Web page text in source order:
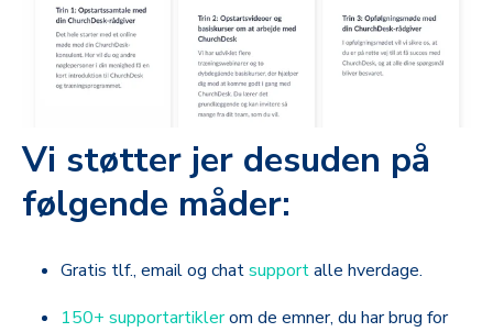
Vi støtter jer desuden på
følgende måder:
Gratis tlf., email og chatsupportalle hverdage.
150+ supportartiklerom de emner, du har brug for